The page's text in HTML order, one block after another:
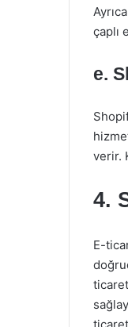
çaplı
e.
verir.
4.
E-